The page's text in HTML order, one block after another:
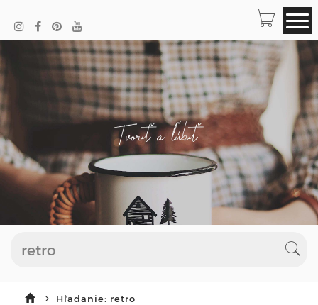
Hľadanie: retro